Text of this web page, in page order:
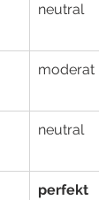
neutral
moderat
neutral
perfekt